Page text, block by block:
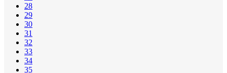
28
29
30
31
32
33
34
35